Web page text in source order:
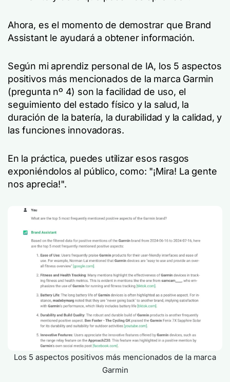
Ahora, es el momento de demostrar que Brand
Assistant le ayudará a obtener información.
Según mi aprendiz personal de IA, los 5 aspectos
positivos más mencionados de la marca Garmin
(pregunta nº 4) son la facilidad de uso, el
seguimiento del estado físico y la salud, la
duración de la batería, la durabilidad y la calidad, y
las funciones innovadoras.
En la práctica, puedes utilizar esos rasgos
exponiéndolos al público, como: "¡Mira! La gente
nos aprecia!".
Los 5 aspectos positivos más mencionados de la marca
Garmin